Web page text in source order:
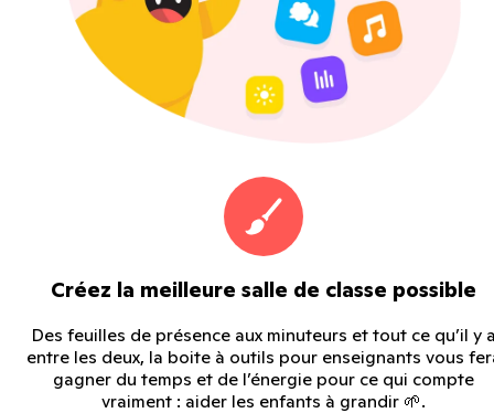
Créez la meilleure salle de classe possible
Des feuilles de présence aux minuteurs et tout ce qu’il y
entre les deux, la boite à outils pour enseignants vous
gagner du temps et de l’énergie pour ce qui compte
vraiment : aider les enfants à grandir 🌱.